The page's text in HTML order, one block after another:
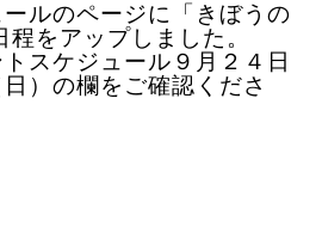
ルのページに「きぼうの
をアップしました。
スケジュール９月２４日
日）の欄をご確認くださ